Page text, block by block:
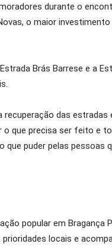
durante o
o maior
Brás Barrese e a
das
que precisa ser feito e
puder pelas pessoas
popular em Bragança
locais e